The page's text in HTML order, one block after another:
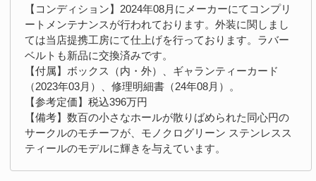
【コンディション】2024年08月にメーカーにてコンプリ
ートメンテナンスが行われております。外装に関しまし
ては当店提携工房にて仕上げを行っております。ラバー
ベルトも新品に交換済みです。
【付属】ボックス（内・外）、ギャランティーカード
（2023年03月）、修理明細書（24年08月）。
【参考定価】税込396万円
【備考】数百の小さなホールが散りばめられた同心円の
サークルのモチーフが、モノクログリーン ステンレスス
ティールのモデルに輝きを与えています。